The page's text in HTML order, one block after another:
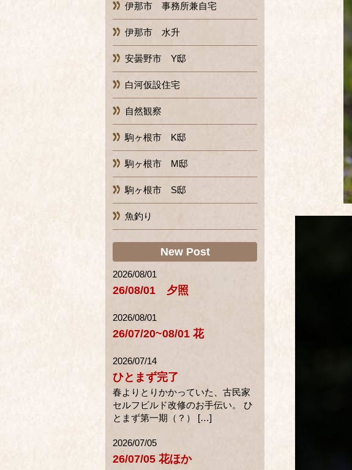
伊那市 事務所兼自宅
伊那市 水升
安曇野市 Y邸
白河仮設住宅
自然観察
駒ヶ根市 K邸
駒ヶ根市 M邸
駒ヶ根市 S邸
魚釣り
New Post
2026/08/01
26/08/01 夕照
2026/08/01
26/07/20~08/01 花
2026/07/14
ひとまず完了
春よりとりかかっていた、古民家
セルフビルド改修のお手伝い。 ひ
とまず第一期（？） […]
2026/07/05
26/07/05 花ほか